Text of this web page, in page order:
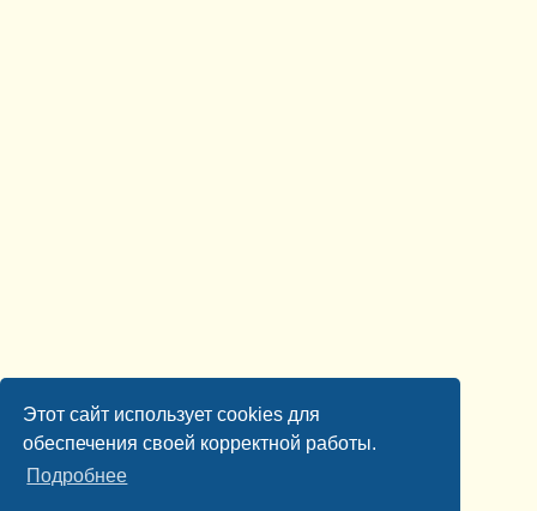
Этот сайт использует cookies для
обеспечения своей корректной работы.
Подробнее